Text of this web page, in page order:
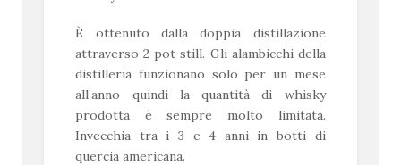
È ottenuto dalla doppia distillazione
attraverso 2 pot still. Gli alambicchi della
distilleria funzionano solo per un mese
all’anno quindi la quantità di whisky
prodotta è sempre molto limitata.
Invecchia tra i 3 e 4 anni in botti di
quercia americana.